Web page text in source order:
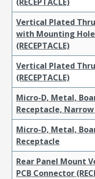
Vertical Plated
with Mounting
(RECEPTACLE)
Vertical Plated
(RECEPTACLE)
Micro-D, Metal,
Receptacle,
Micro-D, Metal,
Receptacle
Rear Panel Mount
PCB Connector